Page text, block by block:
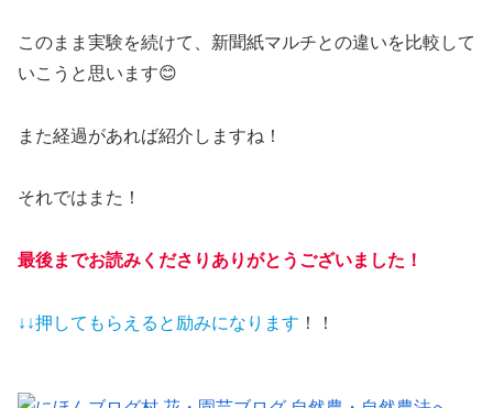
このまま実験を続けて、新聞紙マルチとの違いを比較して
いこうと思います😊
また経過があれば紹介しますね！
それではまた！
最後までお読みくださりありがとうございました！
↓↓押してもらえると 励みになります ！！